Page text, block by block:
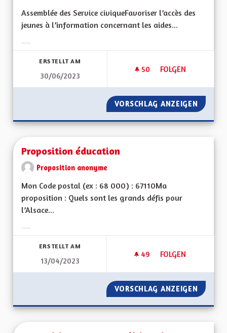
Assemblée des Service civiqueFavoriser l’accès des
jeunes à l’information concernant les aides...
ERSTELLT AM
30/06/2023
50 50 FOLLOWER
FOLGEN
PROPOSITION DE
VORSCHLAG ANZEIGEN
Proposition éducation
Proposition anonyme
Mon Code postal (ex : 68 000) : 67110Ma
proposition : Quels sont les grands défis pour
l’Alsace...
ERSTELLT AM
13/04/2023
49 49 FOLLOWER
FOLGEN
PROPOSITION
VORSCHLAG ANZEIGEN